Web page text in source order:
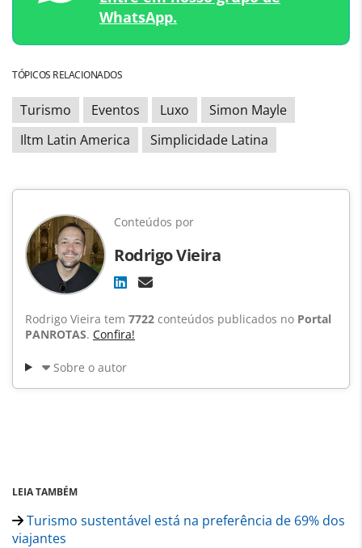
WhatsApp.
TÓPICOS RELACIONADOS
Turismo Eventos Luxo
Simon Mayle
Iltm Latin America
Simplicidade Latina
Conteúdos por
Rodrigo Vieira
Rodrigo Vieira tem 7722 conteúdos publicados no Portal
PANROTAS. Confira!
Sobre o autor
LEIA TAMBÉM
Turismo sustentável está na preferência de 69% dos
viajantes